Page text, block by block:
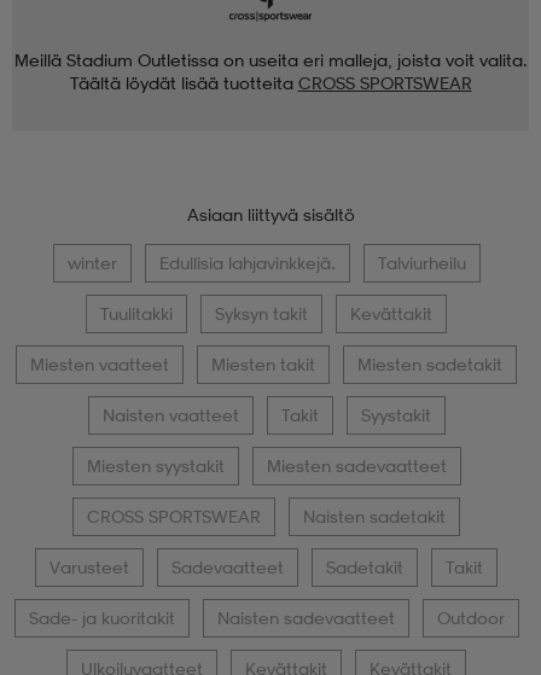
Meillä Stadium Outletissa on useita eri malleja, joista voit valita.
Täältä löydät lisää tuotteita CROSS SPORTSWEAR
Asiaan liittyvä sisältö
winter Edullisia lahjavinkkejä. Talviurheilu
Tuulitakki Syksyn takit Kevättakit
Miesten vaatteet Miesten takit Miesten sadetakit
Naisten vaatteet Takit Syystakit
Miesten syystakit Miesten sadevaatteet
CROSS SPORTSWEAR Naisten sadetakit
Varusteet Sadevaatteet Sadetakit Takit
Sade- ja kuoritakit Naisten sadevaatteet Outdoor
Ulkoiluvaatteet Kevättakit Kevättakit